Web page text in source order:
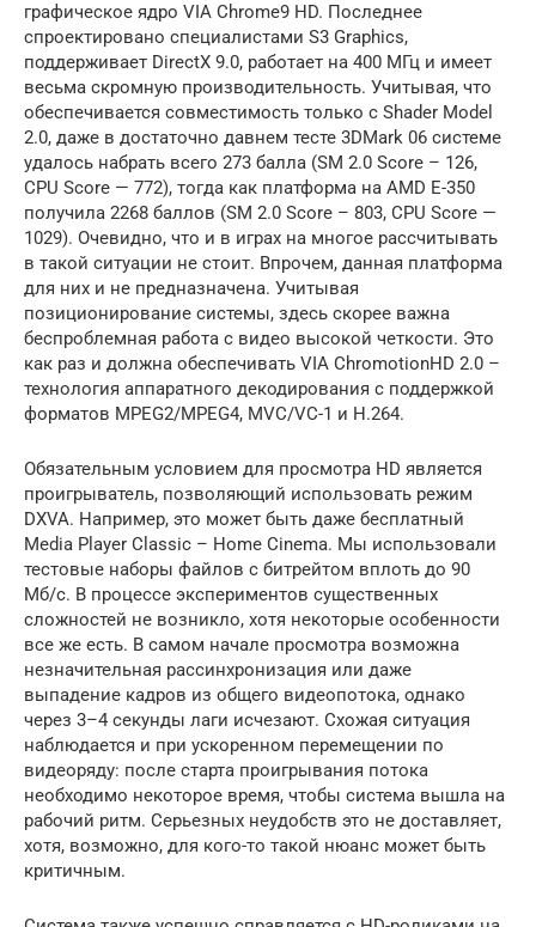
графическое ядро VIA Chrome9 HD. Последнее
спроектировано специалистами S3 Graphics,
поддерживает DirectX 9.0, работает на 400 МГц и имеет
весьма скромную производительность. Учитывая, что
обеспечивается совместимость только с Shader Model
2.0, даже в достаточно давнем тесте 3DMark 06 системе
удалось набрать всего 273 балла (SM 2.0 Score – 126,
CPU Score — 772), тогда как платформа на AMD E-350
получила 2268 баллов (SM 2.0 Score – 803, CPU Score —
1029). Очевидно, что и в играх на многое рассчитывать
в такой ситуации не стоит. Впрочем, данная платформа
для них и не предназначена. Учитывая
позиционирование системы, здесь скорее важна
беспроблемная работа с видео высокой четкости. Это
как раз и должна обеспечивать VIA ChromotionHD 2.0 –
технология аппаратного декодирования с поддержкой
форматов MPEG2/MPEG4, MVC/VC-1 и H.264.
Обязательным условием для просмотра HD является
проигрыватель, позволяющий использовать режим
DXVA. Например, это может быть даже бесплатный
Media Player Classic – Home Cinema. Мы использовали
тестовые наборы файлов с битрейтом вплоть до 90
Мб/c. В процессе экспериментов существенных
сложностей не возникло, хотя некоторые особенности
все же есть. В самом начале просмотра возможна
незначительная рассинхронизация или даже
выпадение кадров из общего видеопотока, однако
через 3–4 секунды лаги исчезают. Схожая ситуация
наблюдается и при ускоренном перемещении по
видеоряду: после старта проигрывания потока
необходимо некоторое время, чтобы система вышла на
рабочий ритм. Серьезных неудобств это не доставляет,
хотя, возможно, для кого-то такой нюанс может быть
критичным.